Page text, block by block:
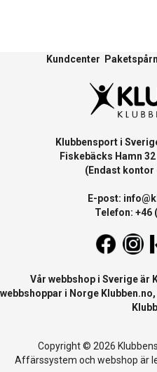
Kundcenter
Klubbensport i
Fiskebäcks Hamn 32
(Endast
E-post:
Telefon: +46
Vår webbshop i Sverige är
webbshoppar i Norge Klubben.no
Copyright © 2026
Affärssystem och webshop är